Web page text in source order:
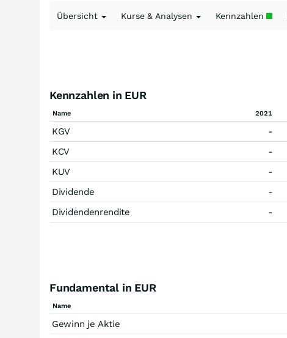
Übersicht Kurse & Analysen Kennzahlen
Kennzahlen in EUR
Name 2021
KGV -
KCV
-
KUV
-
Dividende
-
Dividendenrendite
-
Fundamental in EUR
Name
Gewinn je Aktie